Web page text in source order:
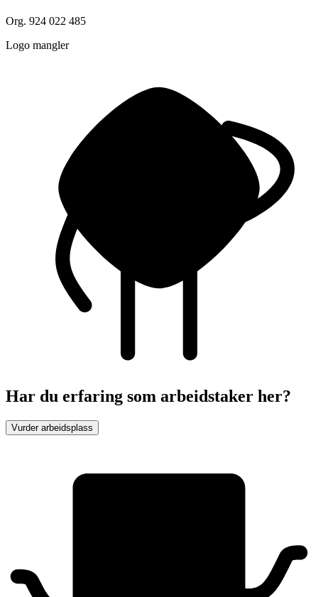
Org. 924 022 485
Logo mangler
Har du erfaring som arbeidstaker her?
Vurder arbeidsplass